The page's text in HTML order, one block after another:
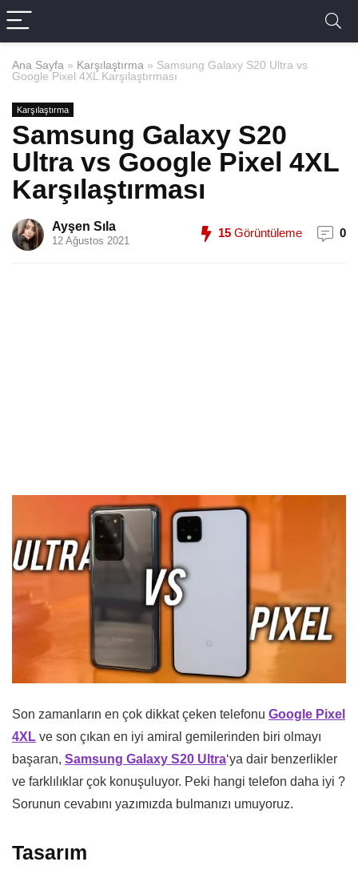
Ana Sayfa » Karşılaştırma » Samsung Galaxy S20 Ultra vs
Google Pixel 4XL Karşılaştırması
Karşılaştırma
Samsung Galaxy S20
Ultra vs Google Pixel 4XL
Karşılaştırması
Ayşen Sıla
12 Ağustos 2021
15 Görüntüleme 0
Son zamanların en çok dikkat çeken telefonu Google Pixel
4XL ve son çıkan en iyi amiral gemilerinden biri olmayı
başaran, Samsung Galaxy S20 Ultra‘ya dair benzerlikler
ve farklılıklar çok konuşuluyor. Peki hangi telefon daha iyi ?
Sorunun cevabını yazımızda bulmanızı umuyoruz.
Tasarım